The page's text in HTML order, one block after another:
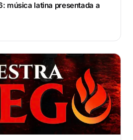
música latina presentada a